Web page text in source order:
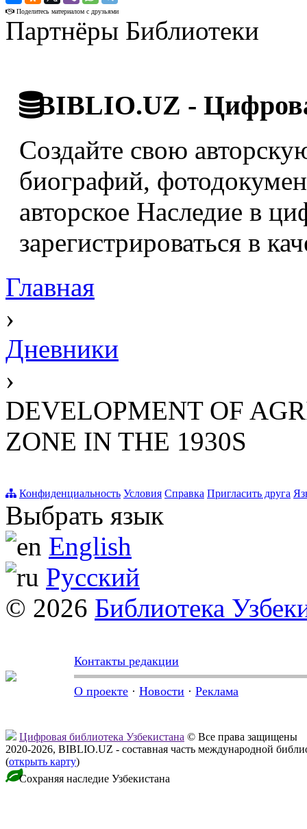
Поделитесь материалом с друзьями
Партнёры Библиотеки
BIBLIO.UZ -
Создайте свою
биографий,
авторское Наследие в
зарегистрироваться в
Главная
›
Дневники
›
DEVELOPMENT OF
ZONE IN THE 1930S
Конфиденциальность Условия Справка Пригласить друга
Выбрать язык
English
Русский
© 2026 Библиотека
Контакты редакции
О проекте · Новости · Реклама
Цифровая библиотека Узбекистана © Все права защищены
2020-2026, BIBLIO.UZ - составная часть международной
(открыть карту)
Сохраняя наследие Узбекистана